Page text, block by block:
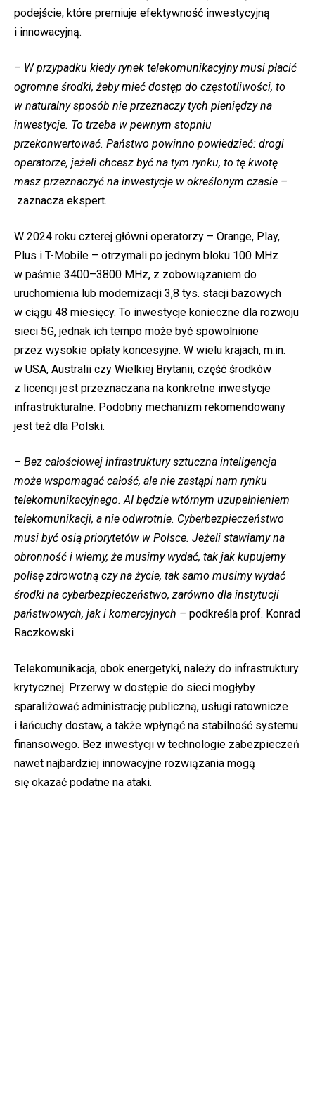
podejście, które premiuje efektywność inwestycyjną
i innowacyjną.
– W przypadku kiedy rynek telekomunikacyjny musi płacić
ogromne środki, żeby mieć dostęp do częstotliwości, to
w naturalny sposób nie przeznaczy tych pieniędzy na
inwestycje. To trzeba w pewnym stopniu
przekonwertować. Państwo powinno powiedzieć: drogi
operatorze, jeżeli chcesz być na tym rynku, to tę kwotę
masz przeznaczyć na inwestycje w określonym czasie –
zaznacza ekspert.
W 2024 roku czterej główni operatorzy – Orange, Play,
Plus i T-Mobile – otrzymali po jednym bloku 100 MHz
w paśmie 3400–3800 MHz, z zobowiązaniem do
uruchomienia lub modernizacji 3,8 tys. stacji bazowych
w ciągu 48 miesięcy. To inwestycje konieczne dla rozwoju
sieci 5G, jednak ich tempo może być spowolnione
przez wysokie opłaty koncesyjne. W wielu krajach, m.in.
w USA, Australii czy Wielkiej Brytanii, część środków
z licencji jest przeznaczana na konkretne inwestycje
infrastrukturalne. Podobny mechanizm rekomendowany
jest też dla Polski.
– Bez całościowej infrastruktury sztuczna inteligencja
może wspomagać całość, ale nie zastąpi nam rynku
telekomunikacyjnego. AI będzie wtórnym uzupełnieniem
telekomunikacji, a nie odwrotnie. Cyberbezpieczeństwo
musi być osią priorytetów w Polsce. Jeżeli stawiamy na
obronność i wiemy, że musimy wydać, tak jak kupujemy
polisę zdrowotną czy na życie, tak samo musimy wydać
środki na cyberbezpieczeństwo, zarówno dla instytucji
państwowych, jak i komercyjnych – podkreśla prof. Konrad
Raczkowski.
Telekomunikacja, obok energetyki, należy do infrastruktury
krytycznej. Przerwy w dostępie do sieci mogłyby
sparaliżować administrację publiczną, usługi ratownicze
i łańcuchy dostaw, a także wpłynąć na stabilność systemu
finansowego. Bez inwestycji w technologie zabezpieczeń
nawet najbardziej innowacyjne rozwiązania mogą
się okazać podatne na ataki.